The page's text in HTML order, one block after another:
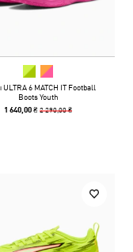
ULTRA 6 MATCH IT Football
Boots Youth
1 640,00 ₴2 290,00 ₴